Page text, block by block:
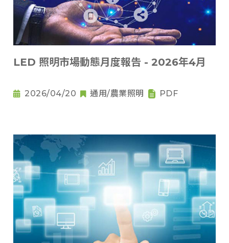
LED 照明市場動態月度報告 - 2026年4月
2026/04/20 通用/農業照明 PDF